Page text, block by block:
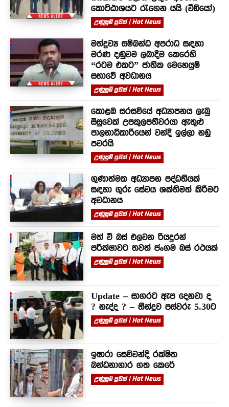
කොට්ඨාශයට රැගෙන යයි (වීඩියෝ)
උණුසුම් පුවත් | Hot News
මත්ද්‍රව්‍ය සම්බන්ධ අපරාධ සඳහා
මරණ දඬුවම ලබාදීම කෙරෙහි
“රටම එකට” ජාතික මෙහෙයුම්
සභාවේ අවධානය
උණුසුම් පුවත් | Hot News
කොළඹ සරසවියේ අධ්‍යාපනය ලැබු
සිසුවෙක් උපකුලපතිවරයා ඇතුළු
පාලනාධිකාරියෙන් වන්දි ඉල්ලා නඩු
පවරයි
උණුසුම් පුවත් | Hot News
ගුණාත්මක අධ්‍යාපන පද්ධතියක්
සඳහා ගුරු සේවය ශක්තිමත් කිරීමට
අවධානය
උණුසුම් පුවත් | Hot News
මත් වී බස් එලවන රියදුරන්
පරීක්ෂාවට තවත් ජංගම බස් රථයක්
උණුසුම් පුවත් | Hot News
Update – සාගරට ඇප දෙනවා ද
? නැද්ද ? – තීන්දුව පස්වරු 5.30ට
උණුසුම් පුවත් | Hot News
ඉෂාරා සෙව්වන්දි රක්ෂිත
බන්ධනාගාර ගත කෙරේ
උණුසුම් පුවත් | Hot News